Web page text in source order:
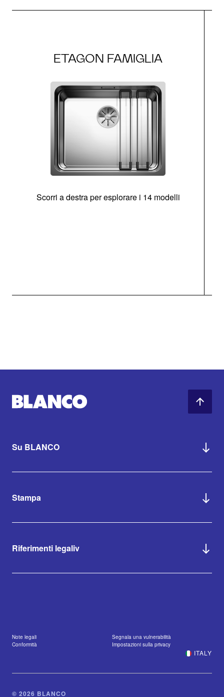
ETAGON FAMIGLIA
Scorri a destra per esplorare i 14 modelli
Su BLANCO
Stampa
Riferimenti legaliv
Note legali
Segnala una vulnerabilità
Conformità
Impostazioni sulla privacy
ITALY
© 2026 BLANCO